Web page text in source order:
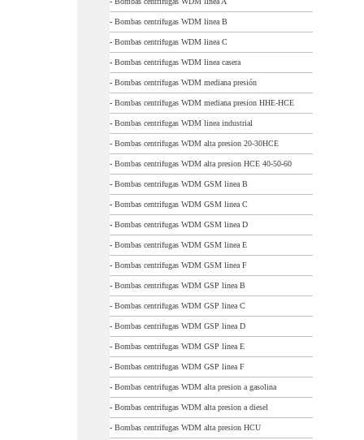
- Bombas centrifugas WDM linea B
- Bombas centrifugas WDM linea C
- Bombas centrifugas WDM linea casera
- Bombas centrifugas WDM mediana presión
- Bombas centrifugas WDM mediana presion HHE-HCE
- Bombas centrifugas WDM linea industrial
- Bombas centrifugas WDM alta presion 20-30HCE
- Bombas centrifugas WDM alta presion HCE 40-50-60
- Bombas centrifugas WDM GSM linea B
- Bombas centrifugas WDM GSM linea C
- Bombas centrifugas WDM GSM linea D
- Bombas centrifugas WDM GSM linea E
- Bombas centrifugas WDM GSM linea F
- Bombas centrifugas WDM GSP linea B
- Bombas centrifugas WDM GSP linea C
- Bombas centrifugas WDM GSP linea D
- Bombas centrifugas WDM GSP linea E
- Bombas centrifugas WDM GSP linea F
- Bombas centrifugas WDM alta presion a gasolina
- Bombas centrifugas WDM alta presion a diesel
- Bombas centrifugas WDM alta presion HCU